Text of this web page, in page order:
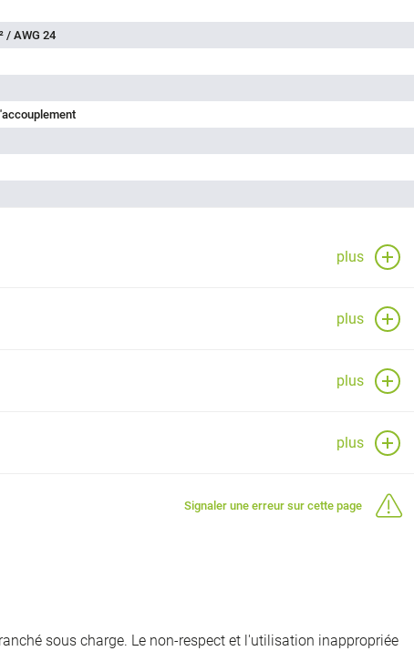
/ AWG 24
plus
plus
plus
plus
Signaler une erreur sur cette page
sous charge. Le non-respect et l'utilisation inappropriée